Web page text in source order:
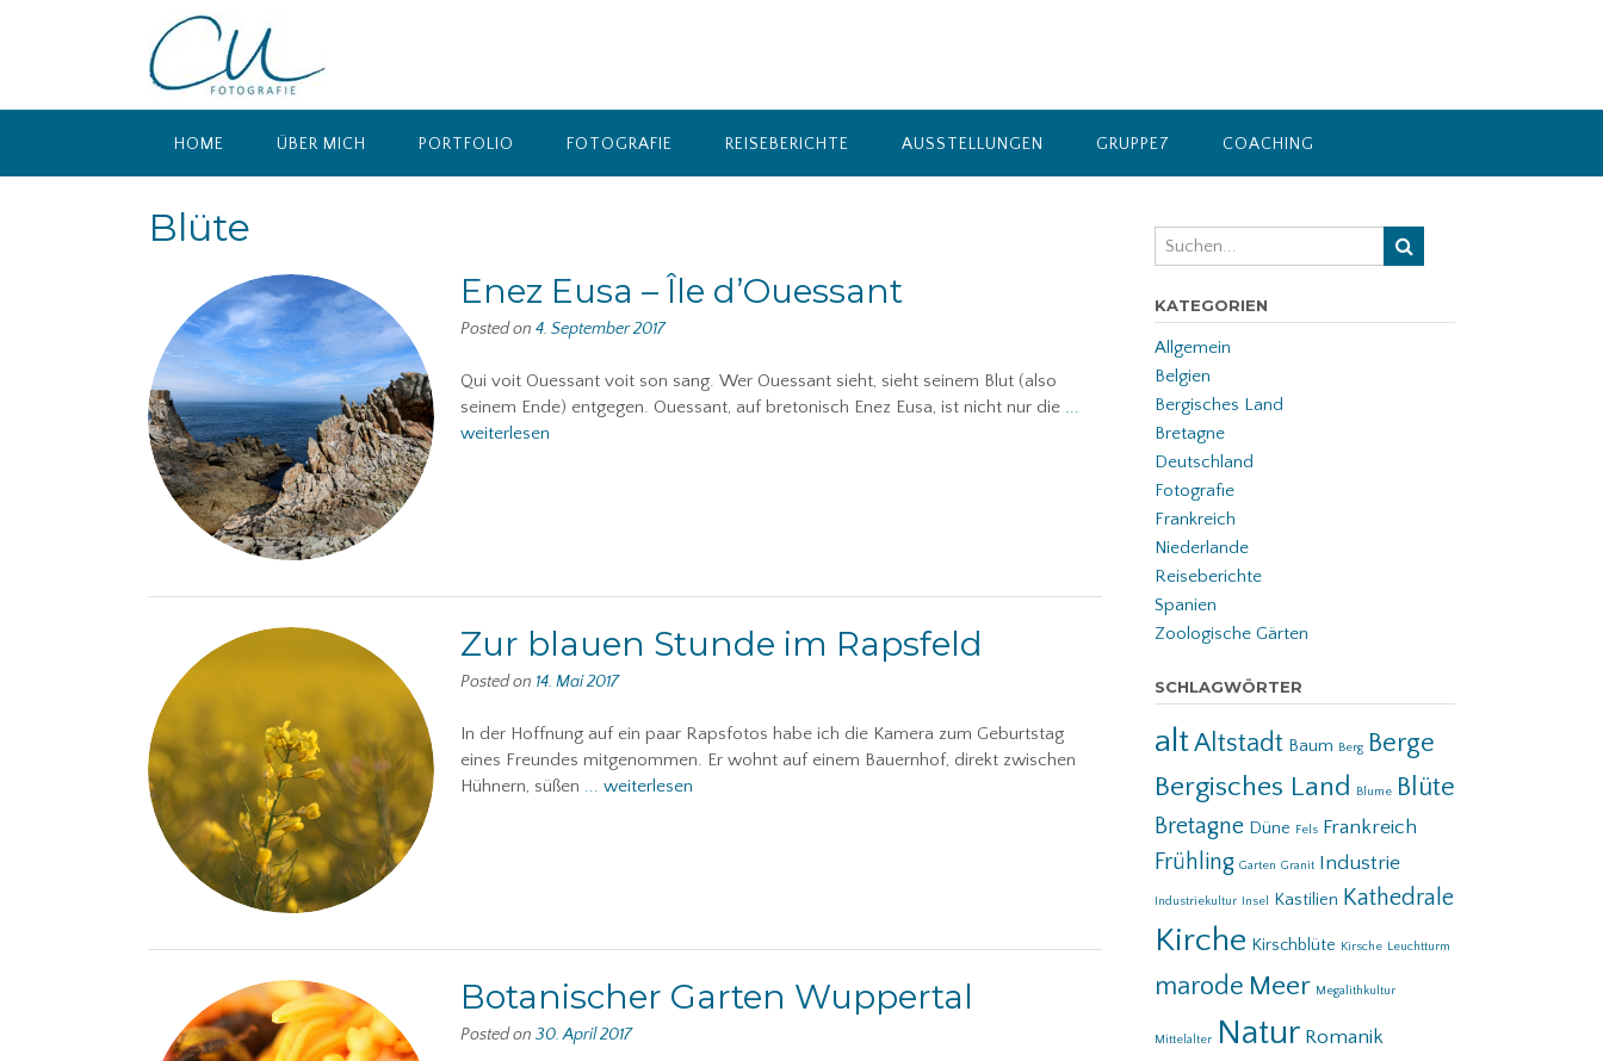
HOME ÜBER MICH PORTFOLIO FOTOGRAFIE REISEBERICHTE AUSSTELLUNGEN GRUPPE7 COACHING
Blüte
Enez Eusa – Île d’Ouessant
Posted on 4. September 2017
Qui voit Ouessant voit son sang. Wer Ouessant sieht, sieht seinem Blut (also
seinem Ende) entgegen. Ouessant, auf bretonisch Enez Eusa, ist nicht nur die ...
weiterlesen
Zur blauen Stunde im Rapsfeld
Posted on 14. Mai 2017
In der Hoffnung auf ein paar Rapsfotos habe ich die Kamera zum Geburtstag
eines Freundes mitgenommen. Er wohnt auf einem Bauernhof, direkt zwischen
Hühnern, süßen ... weiterlesen
Botanischer Garten Wuppertal
Posted on 30. April 2017
KATEGORIEN
Allgemein
Belgien
Bergisches Land
Bretagne
Deutschland
Fotografie
Frankreich
Niederlande
Reiseberichte
Spanien
Zoologische Gärten
SCHLAGWÖRTER
altAltstadt Baum Berg Berge
Bergisches Land Blume Blüte
Bretagne Düne Fels Frankreich
Frühling Garten Granit Industrie
Industriekultur Insel Kastilien Kathedrale
Kirche Kirschblüte Kirsche Leuchtturm
marode Meer Megalithkultur
Mittelalter Natur Romanik